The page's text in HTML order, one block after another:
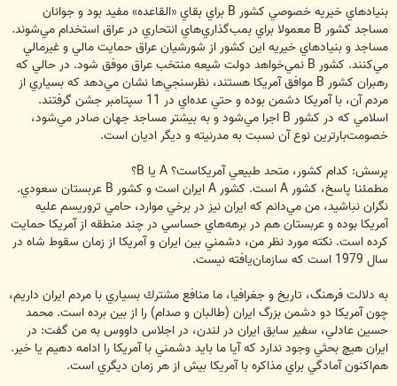
بنيادهاي خيريه خصوصي كشور B براي بقاي «القاعده» مفيد بود و جوانان
مساجد كشور B معمولا براي بمب‌گذاري‌هاي انتحاري در عراق استخدام مي‌شوند.
مساجد و بنيادهاي خيريه اين كشور از شورشيان عراق حمايت مالي و غيرمالي
مي‌كنند. كشور B نمي‌خواهد دولت شيعه منتخب عراق موفق شود. در حالي كه
رهبران كشور B موافق آمريكا هستند، نظرسنجي‌ها نشان مي‌دهد كه بسياري از
مردم آن، با آمريكا دشمن بوده و حتي عده‌اي در 11 سپتامبر جشن گرفتند.
اسلامي كه در كشور B اجرا مي‌شود و به بيشتر مساجد جهان صادر مي‌شود،
خصومت‌بارترين نوع آن نسبت به مدرنيته و ديگر اديان است.
پرسش: كدام كشور، متحد طبيعي آمريكاست؟ A يا B؟
مطمئنا پاسخ، كشور A است. كشور A ايران است و كشور B عربستان سعودي.
نگران نباشيد، من مي‌دانم كه ايران نيز در برخي موارد، حامي تروريسم عليه
آمريكا بوده و عربستان هم در برهه‌هاي حساسي در چند منطقه از آمريكا حمايت
كرده است. نكته مورد نظر من، دشمني بين ايران و آمريكا از زمان سقوط شاه در
سال 1979 است كه سازمان‌يافته نيست.
به دلالت فرهنگ، تاريخ و جغرافيا، ما منافع مشترك بسياري با مردم ايران داريم،
چون آمريكا دو دشمن بزرگ ايران (طالبان و صدام) را از بين برده است. محمد
حسين عادلي، سفير سابق ايران در لندن، در اجلاس داووس به من گفت: در
ايران هيچ بحثي وجود ندارد كه آيا ما بايد دشمني با آمريكا را ادامه دهيم يا خير.
هم‌اكنون آمادگي براي مذاكره با آمريكا بيش از هر زمان ديگري است.